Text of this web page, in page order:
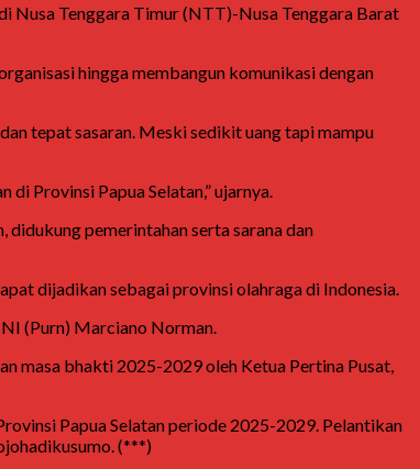
Nusa Tenggara Timur (NTT)-Nusa Tenggara Barat
hingga membangun komunikasi dengan
tepat sasaran. Meski sedikit uang tapi mampu
Provinsi Papua Selatan,” ujarnya.
pemerintahan serta sarana dan
dijadikan sebagai provinsi olahraga di Indonesia.
(Purn) Marciano Norman.
masa bhakti 2025-2029 oleh Ketua Pertina Pusat,
Papua Selatan periode 2025-2029. Pelantikan
(***)